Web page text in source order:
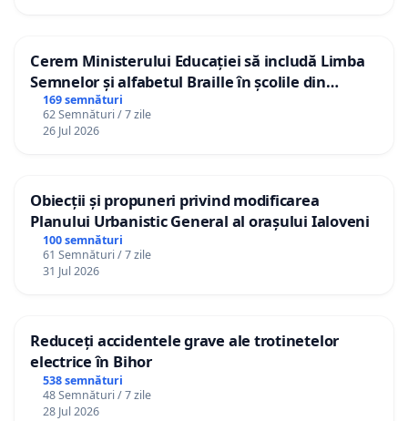
Cerem Ministerului Educației să includă Limba
Semnelor și alfabetul Braille în școlile din
Republica Moldova!
169 semnături
62 Semnături / 7 zile
26 Jul 2026
Obiecții și propuneri privind modificarea
Planului Urbanistic General al orașului Ialoveni
100 semnături
61 Semnături / 7 zile
31 Jul 2026
Reduceți accidentele grave ale trotinetelor
electrice în Bihor
538 semnături
48 Semnături / 7 zile
28 Jul 2026